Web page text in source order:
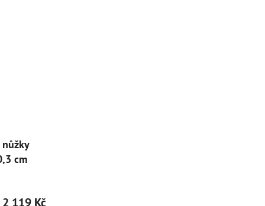
nůžky
cm
2 119 Kč